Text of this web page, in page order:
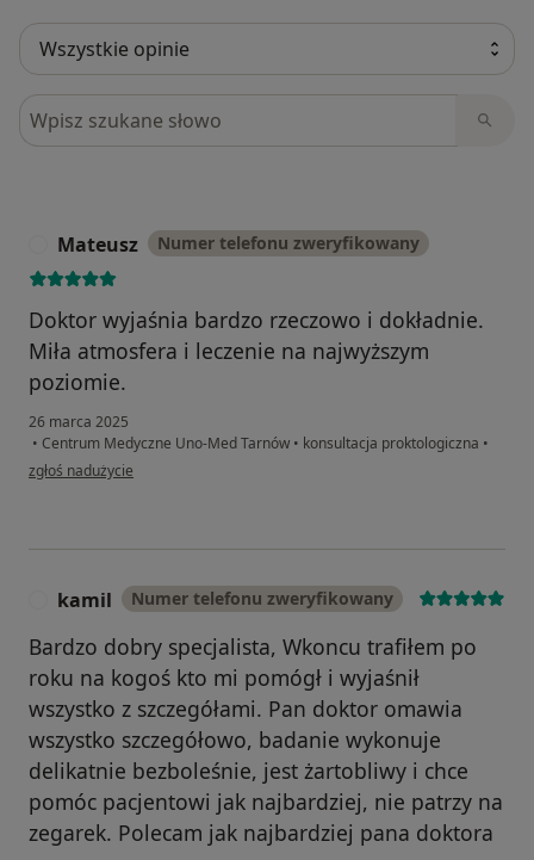
Szukaj w opiniach
Mateusz Numer telefonu zweryfikowany
Doktor wyjaśnia bardzo rzeczowo i dokładnie.
Miła atmosfera i leczenie na najwyższym
poziomie.
26 marca 2025
• Centrum Medyczne Uno-Med Tarnów • konsultacja proktologiczna •
w opinii użytkownika Mateusz
zgłoś nadużycie
kamil Numer telefonu zweryfikowany
Bardzo dobry specjalista, Wkoncu trafiłem po
roku na kogoś kto mi pomógł i wyjaśnił
wszystko z szczegółami. Pan doktor omawia
wszystko szczegółowo, badanie wykonuje
delikatnie bezboleśnie, jest żartobliwy i chce
pomóc pacjentowi jak najbardziej, nie patrzy na
zegarek. Polecam jak najbardziej pana doktora